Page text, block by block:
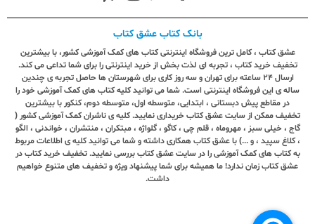
بانک کتاب عشق کتاب
عشق کتاب ، کامل ترین فروشگاه اینترنتی کتاب های کمک آموزشی کشور، با بیشترین
تخفیف خرید کتاب ، تجربه ای لذت بخش از خرید اینترنتی را برای شما تداعی می کند.
ارسال ٢٤ ساعته برای تهران و سه روز کاری برای شهرستان ها حاصل تجربه ی چندین
ساله ی این فروشگاه اینترنتی است. شما می توانید کلیه کتاب های کمک آموزشی خود را
در مقاطع پیش دبستانی ، ابتدایی، متوسطه اول، متوسطه دوم، کنکور با بیشترین
تخفیف ممکن از سایت عشق کتاب خریداری نمایید. کلیه ی ناشران کمک آموزشی کشور (
گاج ، خیلی سبز ، مهروماه ، قلم چی ، کاگو ، گلواژه ، مبتکران ، منتشران ، خواندنی ، الگو
، کلاغ سپید ، و ...) با عشق کتاب همکاری داشته و شما می توانید کلیه ی اطلاعات مربوط
به کتاب های کمک آموزشی را در سایت عشق کتاب بررسی نمایید. تخفیف خرید کتاب در
عشق کتاب زمان ندارد! ما همیشه برای شما پیشنهاد ویژه و تخفیف های متنوع خواهیم
داشت.